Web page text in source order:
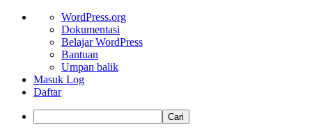
Tentang
WordPress
WordPress.org
Dokumentasi
Belajar WordPress
Bantuan
Umpan balik
Masuk Log
Daftar
Cari